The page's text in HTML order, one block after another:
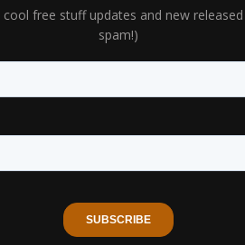
cool free stuff updates and new
spam!)